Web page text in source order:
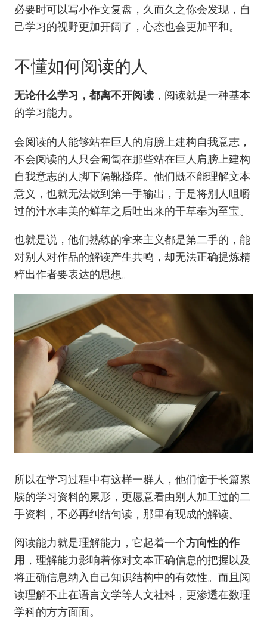
必要时可以写小作文复盘，久而久之你会发现，自
己学习的视野更加开阔了，心态也会更加平和。
不懂如何阅读的人
无论什么学习，都离不开阅读 ，阅读就是一种基本
的学习能力。
会阅读的人能够站在巨人的肩膀上建构自我意志，
不会阅读的人只会匍匐在那些站在巨人肩膀上建构
自我意志的人脚下隔靴搔痒。他们既不能理解文本
意义，也就无法做到第一手输出，于是将别人咀嚼
过的汁水丰美的鲜草之后吐出来的干草奉为至宝。
也就是说，他们熟练的拿来主义都是第二手的，能
对别人对作品的解读产生共鸣，却无法正确提炼精
粹出作者要表达的思想。
所以在学习过程中有这样一群人，他们恼于长篇累
牍的学习资料的累形，更愿意看由别人加工过的二
手资料，不必再纠结句读，那里有现成的解读。
阅读能力就是理解能力，它起着一个方向性的作
用 ，理解能力影响着你对文本正确信息的把握以及
将正确信息纳入自己知识结构中的有效性。而且阅
读理解不止在语言文学等人文社科，更渗透在数理
学科的方方面面。